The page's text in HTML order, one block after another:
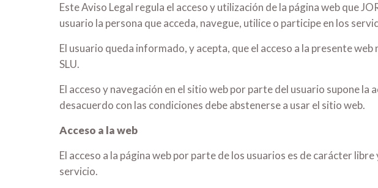
Este Aviso Legal regula el acceso y utilización de la página web que
usuario la persona que acceda, navegue, utilice o participe en los
El usuario queda informado, y acepta, que el acceso a la presente
SLU.
El acceso y navegación en el sitio web por parte del usuario supone
desacuerdo con las condiciones debe abstenerse a usar el sitio web.
Acceso a la web
El acceso a la página web por parte de los usuarios es de carácter
servicio.